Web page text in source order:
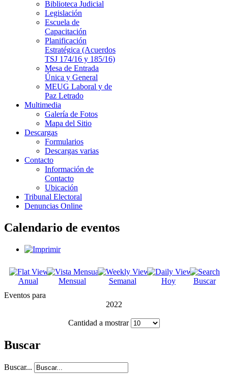
Biblioteca Judicial
Legislación
Escuela de
Capacitación
Planificación
Estratégica (Acuerdos
TSJ 174/16 y 185/16)
Mesa de Entrada
Única y General
MEUG Laboral y de
Paz Letrado
Multimedia
Galería de Fotos
Mapa del Sitio
Descargas
Formularios
Descargas varias
Contacto
Información de
Contacto
Ubicación
Tribunal Electoral
Denuncias Online
Calendario de eventos
Anual Mensual Semanal Hoy
Buscar
Eventos para
2022
Cantidad a mostrar
Buscar
Buscar...